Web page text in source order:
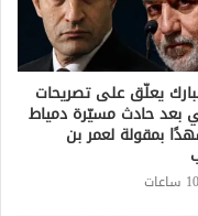
يعلّق على تصريحات
بعد حادث مسيّرة دمياط
بمقولة لعمر بن